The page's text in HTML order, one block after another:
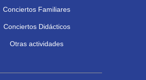
Conciertos Familiares
Conciertos Didácticos
Otras actividades